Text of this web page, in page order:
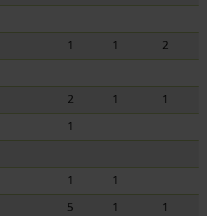
1 1
2
2 1
1
1
1
1
5 1
1